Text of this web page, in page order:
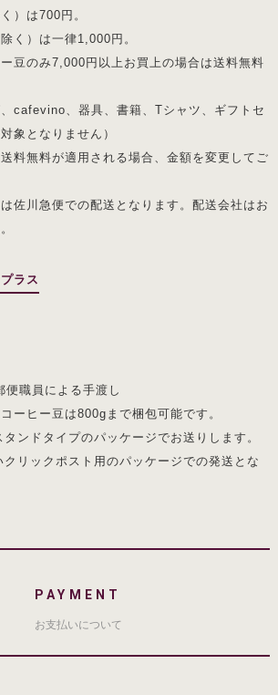
）は700円。
く）は一律1,000円。
豆のみ7,000円以上お買上の場合は送料無料
cafevino、器具、書籍、Tシャツ、ギフトセ
象となりません）
料無料が適用される場合、金額を変更してご
佐川急便での配送となります。配送会社はお
ラス
職員による手渡し
ーヒー豆は800gまで梱包可能です。
ンドタイプのパッケージでお送りします。
リックポスト用のパッケージでの発送とな
PAYMENT
お支払いについて